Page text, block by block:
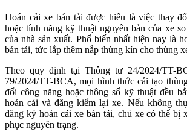
Hoán cải xe bán tải được hiểu là việc thay
hoặc tính năng kỹ thuật nguyên bản của xe
của nhà sản xuất. Phổ biến nhất hiện nay là
bán tải, tức lắp thêm nắp thùng kín cho thùng
Theo quy định tại Thông tư 24/2024/TT-
79/2024/TT-BCA, mọi hình thức cải tạo
đổi công năng hoặc thông số kỹ thuật đều
hoán cải và đăng kiểm lại xe. Nếu không
đăng ký hoán cải xe bán tải, chủ xe có thể bị
phục nguyên trạng.